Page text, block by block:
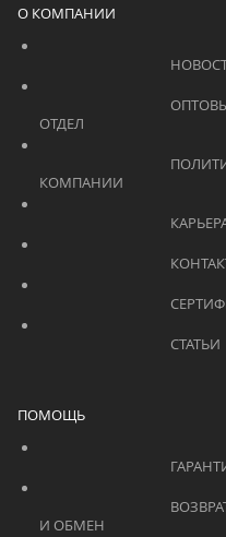
О КОМПАНИИ
ПОМОЩЬ